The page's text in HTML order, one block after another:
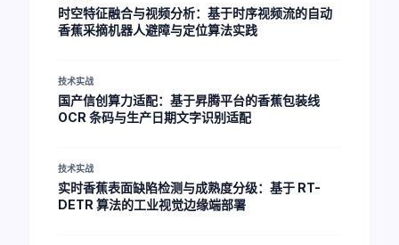
时空特征融合与视频分析：基于时序视频流的自动
香蕉采摘机器人避障与定位算法实践
技术实战
国产信创算力适配：基于昇腾平台的香蕉包装线
OCR 条码与生产日期文字识别适配
技术实战
实时香蕉表面缺陷检测与成熟度分级：基于 RT-
DETR 算法的工业视觉边缘端部署